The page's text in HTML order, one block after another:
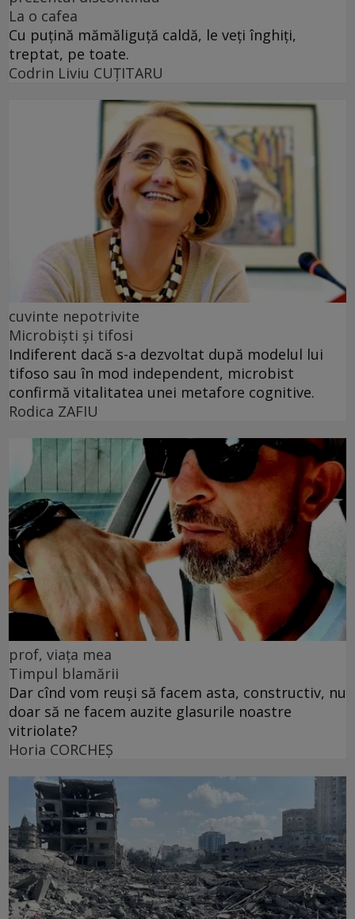
La o cafea
Cu puţină mămăliguţă caldă, le veţi înghiţi,
treptat, pe toate.
Codrin Liviu CUŢITARU
cuvinte nepotrivite
Microbiști și tifosi
Indiferent dacă s-a dezvoltat după modelul lui
tifoso sau în mod independent, microbist
confirmă vitalitatea unei metafore cognitive.
Rodica ZAFIU
prof, viața mea
Timpul blamării
Dar cînd vom reuși să facem asta, constructiv, nu
doar să ne facem auzite glasurile noastre
vitriolate?
Horia CORCHEŞ